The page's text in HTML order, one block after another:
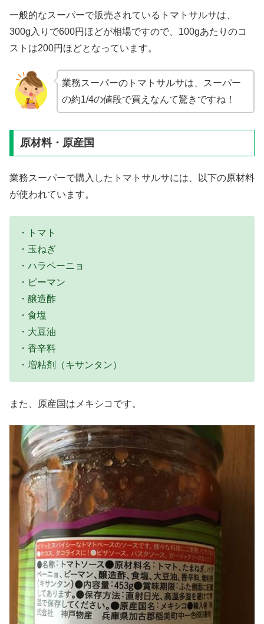
一般的なスーパーで販売されているトマトサルサは、
300g入りで600円ほどが相場ですので、100gあたりのコ
ストは200円ほどとなっています。
業務スーパーのトマトサルサは、スーパー
の約1/4の値段で買えなんて驚きですね！
原材料・原産国
業務スーパーで購入したトマトサルサには、以下の原材料
が使われています。
・トマト
・玉ねぎ
・ハラペーニョ
・ピーマン
・醸造酢
・食塩
・大豆油
・香辛料
・増粘剤（キサンタン）
また、原産国はメキシコです。